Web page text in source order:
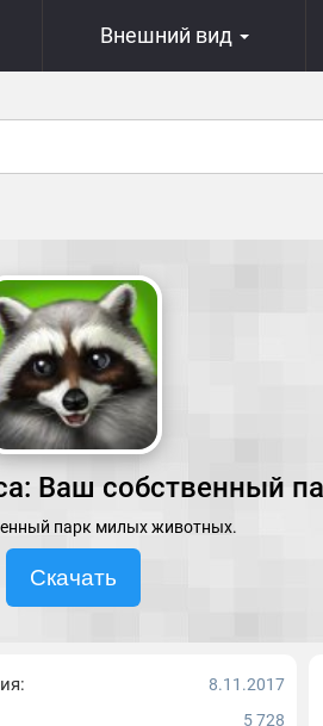
Внешний вид
Ваш собственный
парк милых животных.
Скачать
8.11.2017
5 728